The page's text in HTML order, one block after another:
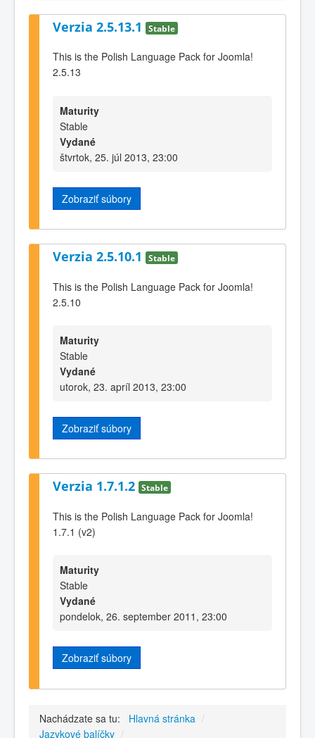
Verzia 2.5.13.1 Stable
This is the Polish Language Pack for Joomla!
2.5.13
Maturity
Stable
Vydané
štvrtok, 25. júl 2013, 23:00
Zobraziť súbory
Verzia 2.5.10.1 Stable
This is the Polish Language Pack for Joomla!
2.5.10
Maturity
Stable
Vydané
utorok, 23. apríl 2013, 23:00
Zobraziť súbory
Verzia 1.7.1.2 Stable
This is the Polish Language Pack for Joomla!
1.7.1 (v2)
Maturity
Stable
Vydané
pondelok, 26. september 2011, 23:00
Zobraziť súbory
Nachádzate sa tu: Hlavná stránka /
Jazykové balíčky /